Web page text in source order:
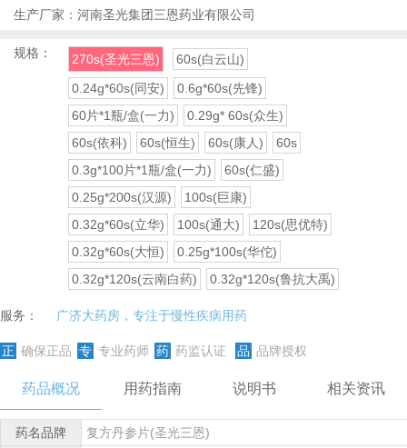
生产厂家： 河南圣光集团三恩药业有限公司
规格： 270s(圣光三恩)
60s(白云山)
0.24g*60s(同安)
0.6g*60s(先锋)
60片*1瓶/盒(一力)
0.29g* 60s(众生)
60s(依科)
60s(恒生) 60s(康人)
60s
0.3g*100片*1瓶/盒(一力)
60s(仁盛)
0.25g*200s(汉源)
100s(巨康)
0.32g*60s(立华)
100s(通大)
120s(思优特)
0.32g*60s(大恒)
0.25g*100s(华佗)
0.32g*120s(云南白药)
0.32g*120s(鲁抗大禹)
服务： 广济大药房，专注于慢性疾病用药
正 确保正品 专 专业药师 药 药监认证 品 品牌授权
药品概况 用药指南 说明书 相关资讯
药名品牌
复方丹参片(圣光三恩)